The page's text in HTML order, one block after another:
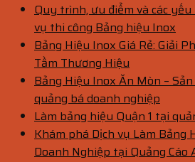
Quy trình, ưu điểm và các
vụ thi công Bảng hiệu Inox
Bảng Hiệu Inox Giá Rẻ: Giải
Tầm Thương Hiệu
Bảng Hiệu Inox Ăn Mòn –
quảng bá doanh nghiệp
Làm bảng hiệu Quận 1 tại
Khám phá Dịch vụ Làm Bảng
Doanh Nghiệp tại Quảng Cáo